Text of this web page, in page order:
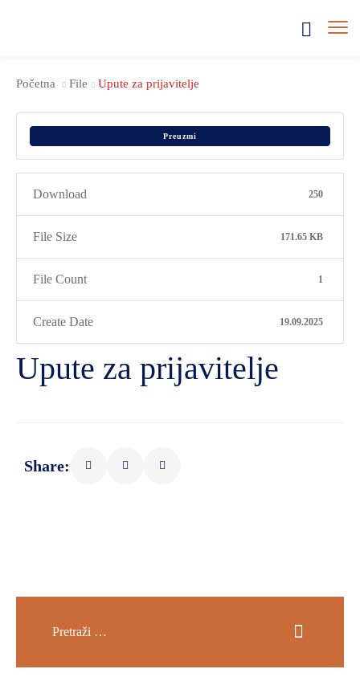
Početna File Upute za prijavitelje
Preuzmi
Download 250
File Size 171.65 KB
File Count 1
Create Date 19.09.2025
Upute za prijavitelje
Share: